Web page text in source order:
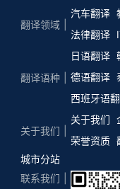
翻译领域
汽车翻译
法律翻译
翻译语种
日语翻译
德语翻译
西班牙语
关于我们
关于我们
荣誉资质
城市分站
联系我们